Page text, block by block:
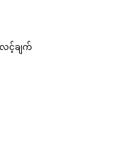
လင့်ချက်